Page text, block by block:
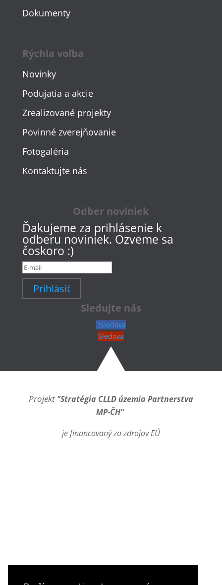
Dokumenty
Rýchla voľba
Novinky
Podujatia a akcie
Zrealizované projekty
Povinné zverejňovanie
Fotogaléria
Kontaktujte nás
Odber noviniek
Ďakujeme za prihlásenie k
odberu noviniek. Ozveme sa
čoskoro :)
Prihlásiť
Sledujte nás
Sledova
Sledova
Projekt "Stratégia CLLD územia Partnerstva
MP-ČH"
je financovaný zo zdrojov EÚ